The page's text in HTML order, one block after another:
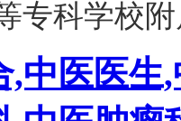
专科学校
,中医医生